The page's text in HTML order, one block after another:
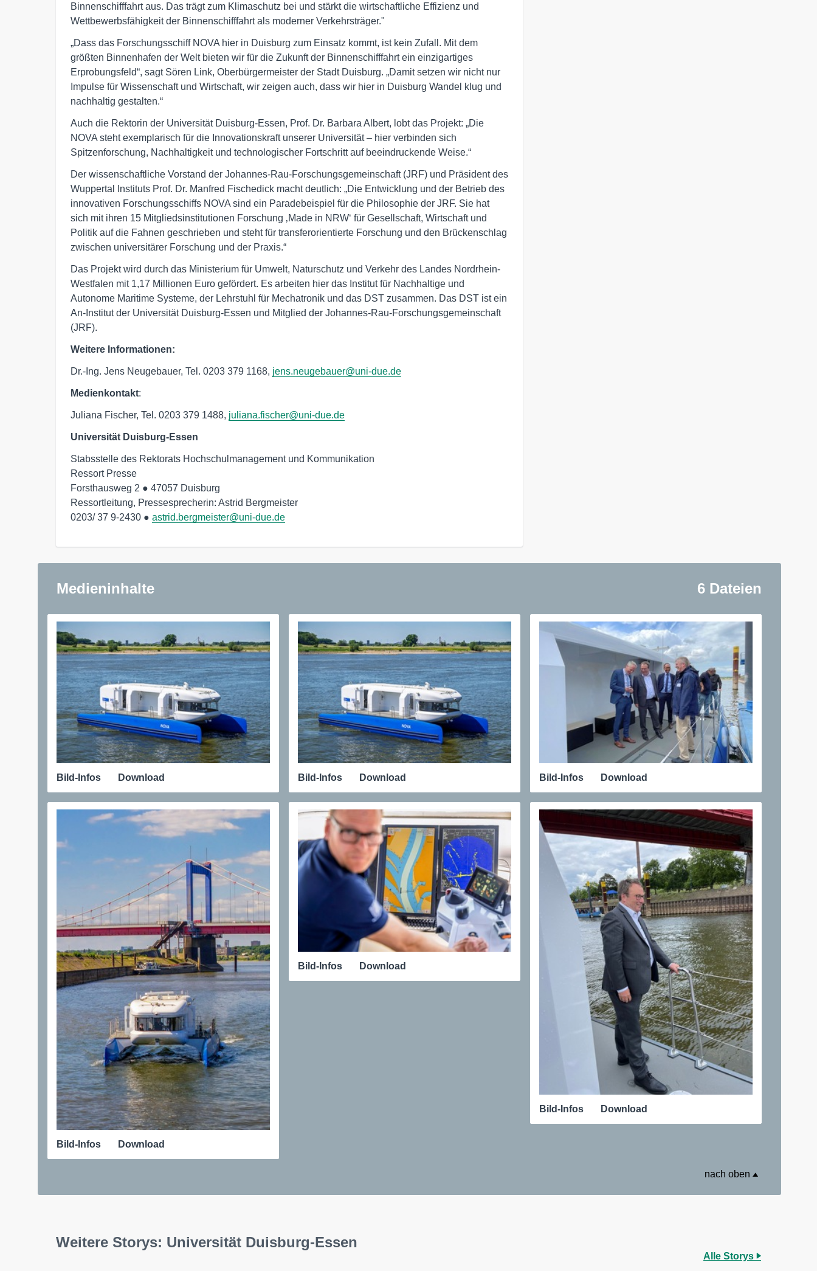
Binnenschifffahrt aus. Das trägt zum Klimaschutz bei und stärkt die wirtschaftliche Effizienz und
Wettbewerbsfähigkeit der Binnenschifffahrt als moderner Verkehrsträger."
„Dass das Forschungsschiff NOVA hier in Duisburg zum Einsatz kommt, ist kein Zufall. Mit dem
größten Binnenhafen der Welt bieten wir für die Zukunft der Binnenschifffahrt ein einzigartiges
Erprobungsfeld“, sagt Sören Link, Oberbürgermeister der Stadt Duisburg. „Damit setzen wir nicht nur
Impulse für Wissenschaft und Wirtschaft, wir zeigen auch, dass wir hier in Duisburg Wandel klug und
nachhaltig gestalten.“
Auch die Rektorin der Universität Duisburg-Essen, Prof. Dr. Barbara Albert, lobt das Projekt: „Die
NOVA steht exemplarisch für die Innovationskraft unserer Universität – hier verbinden sich
Spitzenforschung, Nachhaltigkeit und technologischer Fortschritt auf beeindruckende Weise.“
Der wissenschaftliche Vorstand der Johannes-Rau-Forschungsgemeinschaft (JRF) und Präsident des
Wuppertal Instituts Prof. Dr. Manfred Fischedick macht deutlich: „Die Entwicklung und der Betrieb des
innovativen Forschungsschiffs NOVA sind ein Paradebeispiel für die Philosophie der JRF. Sie hat
sich mit ihren 15 Mitgliedsinstitutionen Forschung ‚Made in NRW‘ für Gesellschaft, Wirtschaft und
Politik auf die Fahnen geschrieben und steht für transferorientierte Forschung und den Brückenschlag
zwischen universitärer Forschung und der Praxis.“
Das Projekt wird durch das Ministerium für Umwelt, Naturschutz und Verkehr des Landes Nordrhein-
Westfalen mit 1,17 Millionen Euro gefördert. Es arbeiten hier das Institut für Nachhaltige und
Autonome Maritime Systeme, der Lehrstuhl für Mechatronik und das DST zusammen. Das DST ist ein
An-Institut der Universität Duisburg-Essen und Mitglied der Johannes-Rau-Forschungsgemeinschaft
(JRF).
Weitere Informationen:
Dr.-Ing. Jens Neugebauer, Tel. 0203 379 1168, jens.neugebauer@uni-due.de
Medienkontakt:
Juliana Fischer, Tel. 0203 379 1488, juliana.fischer@uni-due.de
Universität Duisburg-Essen
Stabsstelle des Rektorats Hochschulmanagement und Kommunikation
Ressort Presse
Forsthausweg 2 ● 47057 Duisburg
Ressortleitung, Pressesprecherin: Astrid Bergmeister
0203/ 37 9-2430 ● astrid.bergmeister@uni-due.de
Medieninhalte 6 Dateien
Bild-Infos Download
Bild-Infos Download
Bild-Infos Download
Bild-Infos Download
Bild-Infos Download
Bild-Infos Download
nach oben
Weitere Storys: Universität Duisburg-Essen
Alle Storys